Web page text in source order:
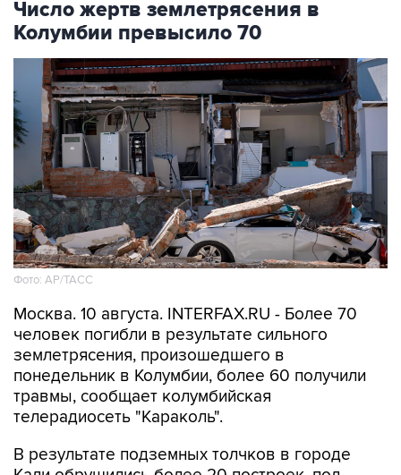
Число жертв землетрясения в
Колумбии превысило 70
Фото: АР/ТАСС
Москва. 10 августа. INTERFAX.RU - Более 70
человек погибли в результате сильного
землетрясения, произошедшего в
понедельник в Колумбии, более 60 получили
травмы, сообщает колумбийская
телерадиосеть "Караколь".
В результате подземных толчков в городе